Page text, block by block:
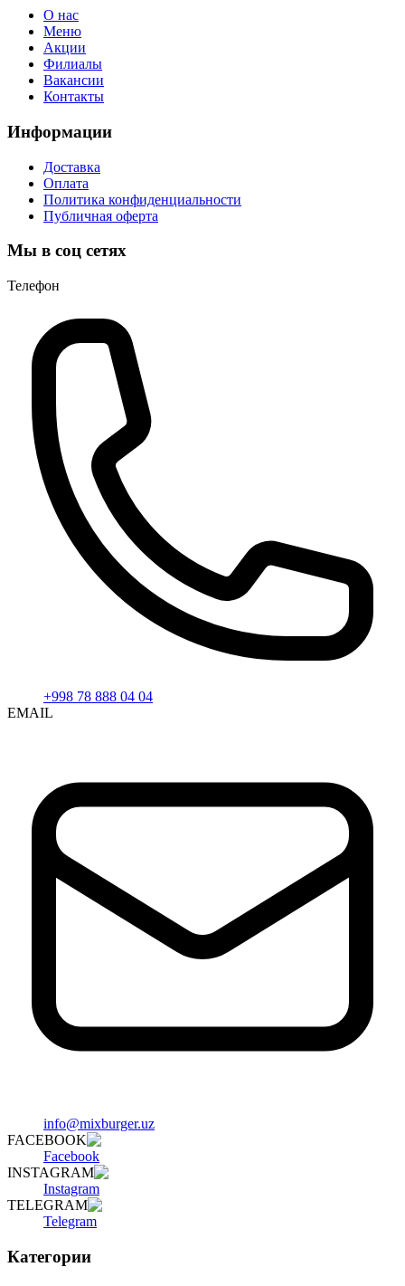
О нас
Меню
Акции
Филиалы
Вакансии
Контакты
Информации
Доставка
Оплата
Политика конфиденциальности
Публичная оферта
Мы в соц сетях
Телефон
+998 78 888 04 04
EMAIL
info@mixburger.uz
FACEBOOK
Facebook
INSTAGRAM
Instagram
TELEGRAM
Telegram
Категории